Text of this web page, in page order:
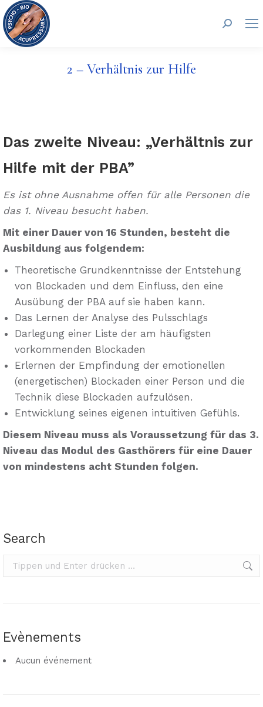
Search:
2 – Verhältnis zur Hilfe
Das zweite Niveau: „Verhältnis zur
Hilfe mit der PBA”
Es ist ohne Ausnahme offen für alle Personen die
das 1. Niveau besucht haben.
Mit einer Dauer von 16 Stunden, besteht die
Ausbildung aus folgendem:
Theoretische Grundkenntnisse der Entstehung
von Blockaden und dem Einfluss, den eine
Ausübung der PBA auf sie haben kann.
Das Lernen der Analyse des Pulsschlags
Darlegung einer Liste der am häufigsten
vorkommenden Blockaden
Erlernen der Empfindung der emotionellen
(energetischen) Blockaden einer Person und die
Technik diese Blockaden aufzulösen.
Entwicklung seines eigenen intuitiven Gefühls.
Diesem Niveau muss als Voraussetzung für das 3.
Niveau das Modul des Gasthörers für eine Dauer
von mindestens acht Stunden folgen.
Search
Search:
Evènements
Aucun événement